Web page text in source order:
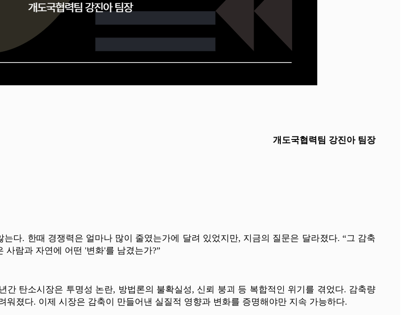
개도국협력팀 강진아 팀장
는다. 한때 경쟁력은 얼마나 많이 줄였는가에 달려 있었지만, 지금의 질문은 달라졌다. “그 감축
사람과 자연에 어떤 '변화'를 남겼는가?”
간 탄소시장은 투명성 논란, 방법론의 불확실성, 신뢰 붕괴 등 복합적인 위기를 겪었다. 감축량
워졌다. 이제 시장은 감축이 만들어낸 실질적 영향과 변화를 증명해야만 지속 가능하다.